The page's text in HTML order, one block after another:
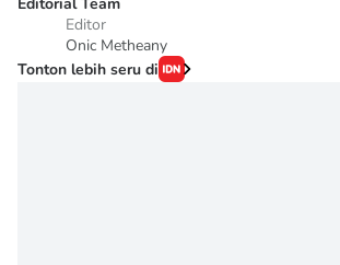
Editor
Onic Metheany
Tonton lebih seru di